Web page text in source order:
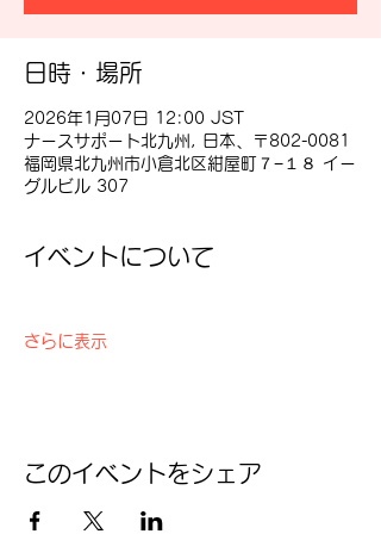
日時・場所
2026年1月07日 12:00 JST
ナースサポート北九州, 日本、〒802-0081
福岡県北九州市小倉北区紺屋町７−１８ イー
グルビル 307
イベントについて
さらに表示
このイベントをシェア